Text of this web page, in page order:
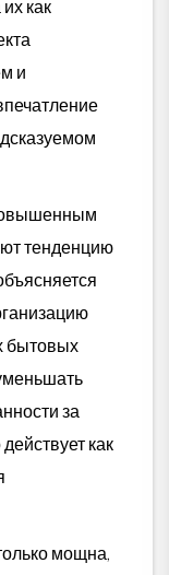
как
и
тенденцию
бытовых
за
как
мощна,